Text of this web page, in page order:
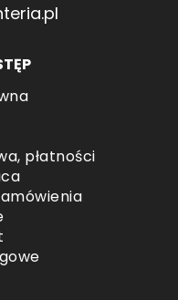
płatności